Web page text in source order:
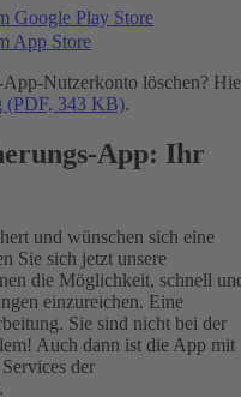
Google Play Store
App Store
Nutzerkonto löschen?
(PDF, 343 KB).
App: Ihr
und wünschen sich eine
Sie sich jetzt unsere
die Möglichkeit, schnell
einzureichen. Eine
Sie sind nicht bei der
Auch dann ist die App mit
der